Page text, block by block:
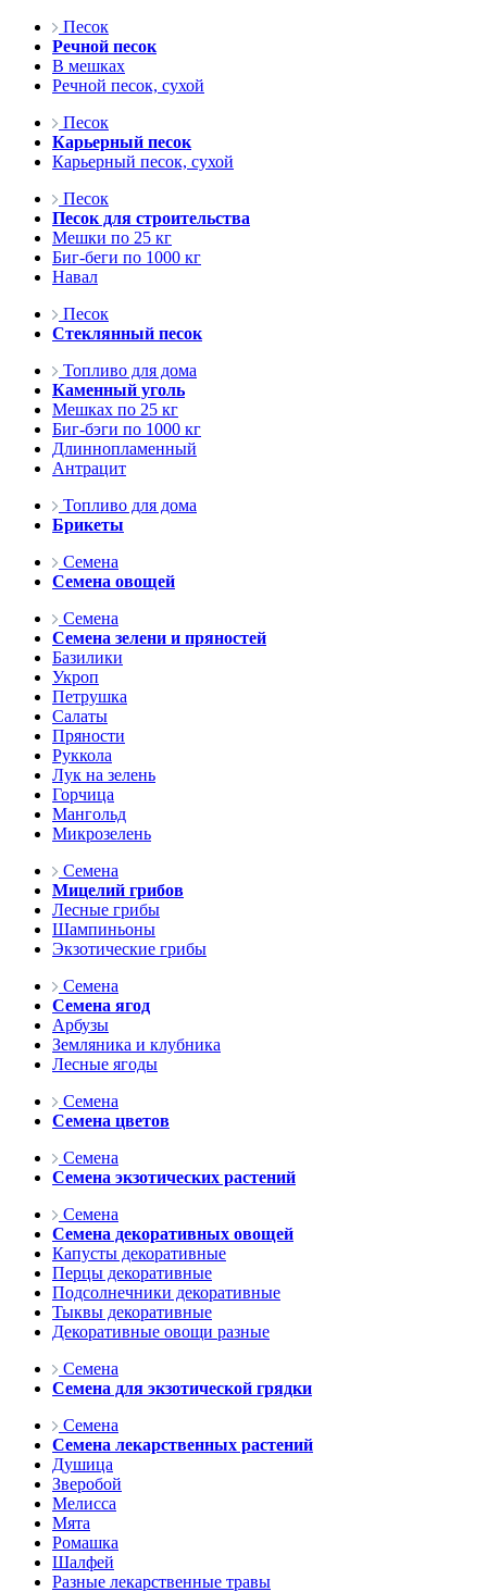
Песок
Речной песок
В мешках
Речной песок, сухой
Песок
Карьерный песок
Карьерный песок, сухой
Песок
Песок для строительства
Мешки по 25 кг
Биг-беги по 1000 кг
Навал
Песок
Стеклянный песок
Топливо для дома
Каменный уголь
Мешках по 25 кг
Биг-бэги по 1000 кг
Длиннопламенный
Антрацит
Топливо для дома
Брикеты
Семена
Семена овощей
Семена
Семена зелени и пряностей
Базилики
Укроп
Петрушка
Салаты
Пряности
Руккола
Лук на зелень
Горчица
Мангольд
Микрозелень
Семена
Мицелий грибов
Лесные грибы
Шампиньоны
Экзотические грибы
Семена
Семена ягод
Арбузы
Земляника и клубника
Лесные ягоды
Семена
Семена цветов
Семена
Семена экзотических растений
Семена
Семена декоративных овощей
Капусты декоративные
Перцы декоративные
Подсолнечники декоративные
Тыквы декоративные
Декоративные овощи разные
Семена
Семена для экзотической грядки
Семена
Семена лекарственных растений
Душица
Зверобой
Мелисса
Мята
Ромашка
Шалфей
Разные лекарственные травы